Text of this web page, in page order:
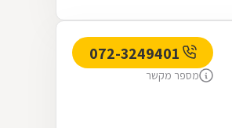
מספר מקשר